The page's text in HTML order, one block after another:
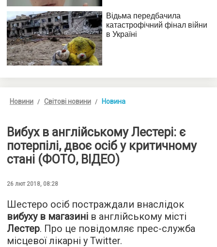
Новини Світові новини Новина
Вибух в англійському Лестері: є
потерпілі, двоє осіб у критичному
стані (ФОТО, ВІДЕО)
26 лют 2018, 08:28
Шестеро осіб постраждали внаслідок
вибуху в магазині в англійському місті
Лестер. Про це повідомляє прес-служба
місцевої лікарні у Twitter.